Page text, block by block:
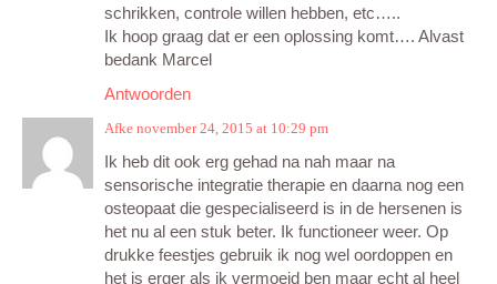
schrikken, controle willen hebben, etc…..
Ik hoop graag dat er een oplossing komt…. Alvast
bedank Marcel
Antwoorden
Afke november 24, 2015 at 10:29 pm
Ik heb dit ook erg gehad na nah maar na
sensorische integratie therapie en daarna nog een
osteopaat die gespecialiseerd is in de hersenen is
het nu al een stuk beter. Ik functioneer weer. Op
drukke feestjes gebruik ik nog wel oordoppen en
het is erger als ik vermoeid ben maar echt al heel